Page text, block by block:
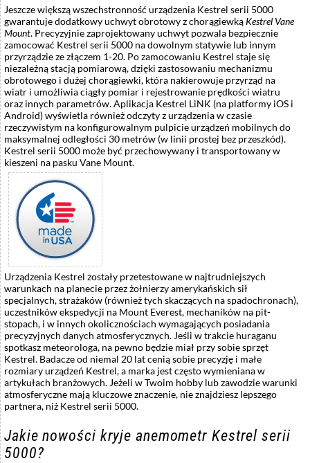
Jeszcze większą wszechstronność urządzenia Kestrel serii 5000
gwarantuje dodatkowy uchwyt obrotowy z chorągiewką Kestrel Vane
Mount. Precyzyjnie zaprojektowany uchwyt pozwala bezpiecznie
zamocować Kestrel serii 5000 na dowolnym statywie lub innym
przyrządzie ze złączem 1-20. Po zamocowaniu Kestrel staje się
niezależną stacją pomiarową, dzięki zastosowaniu mechanizmu
obrotowego i dużej chorągiewki, która nakierowuje przyrząd na
wiatr i umożliwia ciągły pomiar i rejestrowanie prędkości wiatru
oraz innych parametrów. Aplikacja Kestrel LiNK (na platformy iOS i
Android) wyświetla również odczyty z urządzenia w czasie
rzeczywistym na konfigurowalnym pulpicie urządzeń mobilnych do
maksymalnej odległości 30 metrów (w linii prostej bez przeszkód).
Kestrel serii 5000 może być przechowywany i transportowany w
kieszeni na pasku Vane Mount.
Urządzenia Kestrel zostały przetestowane w najtrudniejszych
warunkach na planecie przez żołnierzy amerykańskich sił
specjalnych, strażaków (również tych skaczących na spadochronach),
uczestników ekspedycji na Mount Everest, mechaników na pit-
stopach, i w innych okolicznościach wymagających posiadania
precyzyjnych danych atmosferycznych. Jeśli w trakcie huraganu
spotkasz meteorologa, na pewno będzie miał przy sobie sprzęt
Kestrel. Badacze od niemal 20 lat cenią sobie precyzję i małe
rozmiary urządzeń Kestrel, a marka jest często wymieniana w
artykułach branżowych. Jeżeli w Twoim hobby lub zawodzie warunki
atmosferyczne mają kluczowe znaczenie, nie znajdziesz lepszego
partnera, niż Kestrel serii 5000.
Jakie nowości kryje anemometr Kestrel serii
5000?